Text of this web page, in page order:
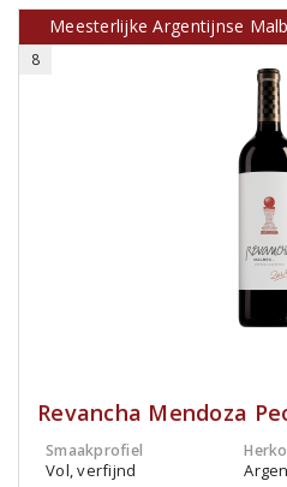
Meesterlijke Argentijnse
8
Revancha Mendoza
Smaakprofiel
Vol, verfijnd